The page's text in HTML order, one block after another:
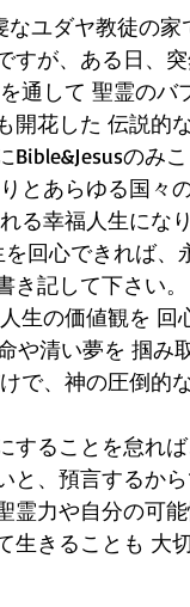
ユダヤ教徒の
すが、ある日、
通して 聖霊のバ
開花した 伝説的
のみ
とあらゆる国々
る幸福人生にな
回心できれば
記して下さい。
生の価値観を 回
や清い夢を 掴み
で、神の圧倒的
することを怠れ
と、預言するか
力や自分の可
生きることも 大